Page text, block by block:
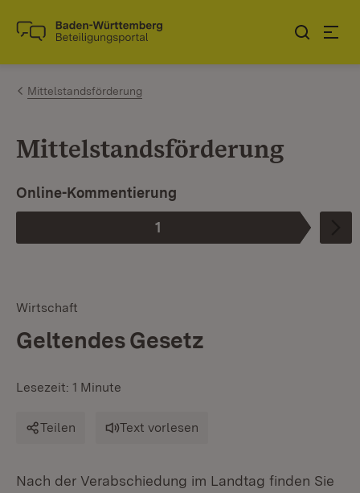
Zum Inhalt springen
Link zur Startseite
Mittelstandsförderung
Mittelstandsförderung
Phase
1
:
Online-Kommentierung
Wirtschaft
Geltendes Gesetz
Lesezeit: 1 Minute
Teilen Text vorlesen
Nach der Verabschiedung im Landtag finden Sie